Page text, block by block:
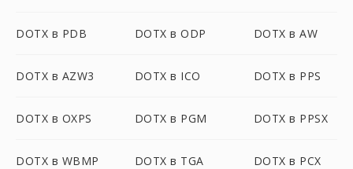
DOTX в PDB DOTX в ODP DOTX в AW
DOTX в AZW3 DOTX в ICO DOTX в PPS
DOTX в OXPS DOTX в PGM DOTX в PPSX
DOTX в WBMP DOTX в TGA DOTX в PCX